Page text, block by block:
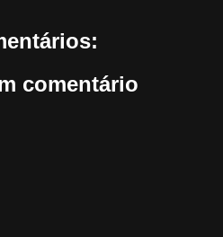
comentário